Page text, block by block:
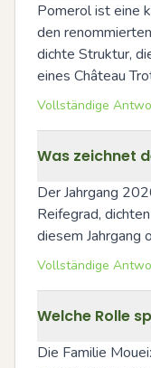
Pomerol ist eine
den
dichte Struktur,
eines Château
Vollständige
Was zeichnet
Der Jahrgang
Reifegrad,
diesem Jahrgang
Vollständige
Welche Rolle
Die Familie